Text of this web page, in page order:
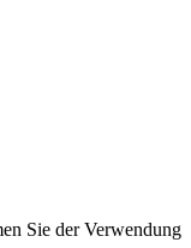
Sie der Verwendung